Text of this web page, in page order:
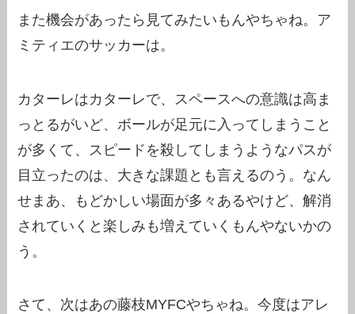
また機会があったら見てみたいもんやちゃね。ア
ミティエのサッカーは。
カターレはカターレで、スペースへの意識は高ま
っとるがいど、ボールが足元に入ってしまうこと
が多くて、スピードを殺してしまうようなパスが
目立ったのは、大きな課題とも言えるのう。なん
せまあ、もどかしい場面が多々あるやけど、解消
されていくと楽しみも増えていくもんやないかの
う。
さて、次はあの藤枝MYFCやちゃね。今度はアレ